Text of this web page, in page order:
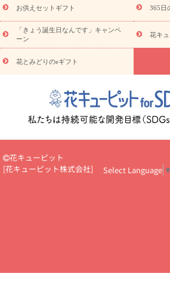
ド
お花の種類 トルコ
お祝い お祝い・3000円～ お祝い・
5000円～
お祝い・7000円～ お祝い・
悔やみ
円～
お供え・お悔やみ・
読み物
いのマナー
定年退職祝いのマナー
お
花キューピットのお祝いコラム
彩心理学」で選ぶ方法
結婚祝いの予算
ール
新築引っ越し祝いコラム お祝い
場上司や先輩へ贈るお祝い花の正解は？
あり)
花キューピット×専門家
CO2排
お供えセットギフト 365日
「きょう誕生日なんです」キャンペ
ーン
花キ
花とみどりのeギフト
花キューピット
[花キューピット株式会社] Select Language ▼